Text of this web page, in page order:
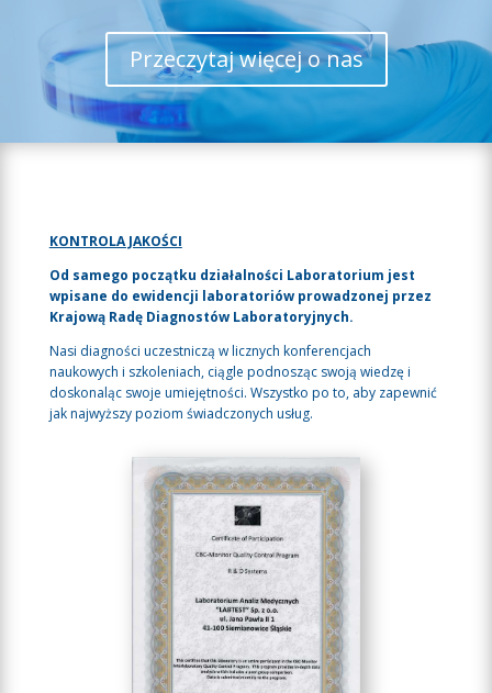
Przeczytaj więcej o nas
KONTROLA JAKOŚCI
Od samego początku działalności Laboratorium jest
wpisane do ewidencji laboratoriów prowadzonej przez
Krajową Radę Diagnostów Laboratoryjnych.
Nasi diagności uczestniczą w licznych konferencjach
naukowych i szkoleniach, ciągle podnosząc swoją wiedzę i
doskonaląc swoje umiejętności. Wszystko po to, aby zapewnić
jak najwyższy poziom świadczonych usług.